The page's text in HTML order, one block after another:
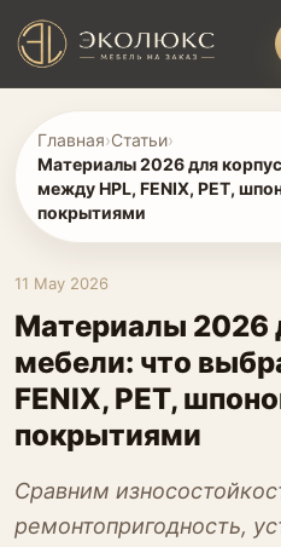
Главная›Статьи›
Материалы 2026 для
между HPL, FENIX, PET,
покрытиями
11 May 2026
Материалы 2026
мебели: что
FENIX, PET,
покрытиями
Сравним
ремонтопригодность,